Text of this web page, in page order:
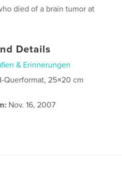
died of a brain tumor at
Details
& Erinnerungen
Querformat, 25×20 cm
Nov. 16, 2007